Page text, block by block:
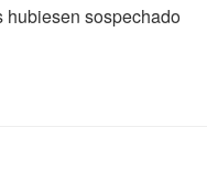
hubiesen sospechado